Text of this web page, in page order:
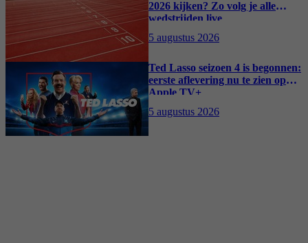
2026 kijken? Zo volg je alle
wedstrijden live
5 augustus 2026
Ted Lasso seizoen 4 is begonnen:
eerste aflevering nu te zien op
Apple TV+
5 augustus 2026